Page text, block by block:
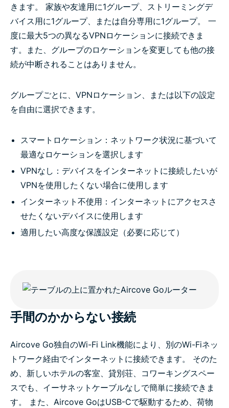
きます。 家族や友達用に1グループ、ストリーミングデ
バイス用に1グループ、または自分専用に1グループ。 一
度に最大5つの異なるVPNロケーションに接続できま
す。また、グループのロケーションを変更しても他の接
続が中断されることはありません。
グループごとに、VPNロケーション、または以下の設定
を自由に選択できます。
スマートロケーション：ネットワーク状況に基づいて
最適なロケーションを選択します
VPNなし：デバイスをインターネットに接続したいが
VPNを使用したくない場合に使用します
インターネット不使用：インターネットにアクセスさ
せたくないデバイスに使用します
適用したい高度な保護設定（必要に応じて）
手間のかからない接続
Aircove Go独自のWi-Fi Link機能により、別のWi-Fiネッ
トワーク経由でインターネットに接続できます。 そのた
め、新しいホテルの客室、貸別荘、コワーキングスペー
スでも、イーサネットケーブルなしで簡単に接続できま
す。 また、Aircove GoはUSB-Cで駆動するため、荷物